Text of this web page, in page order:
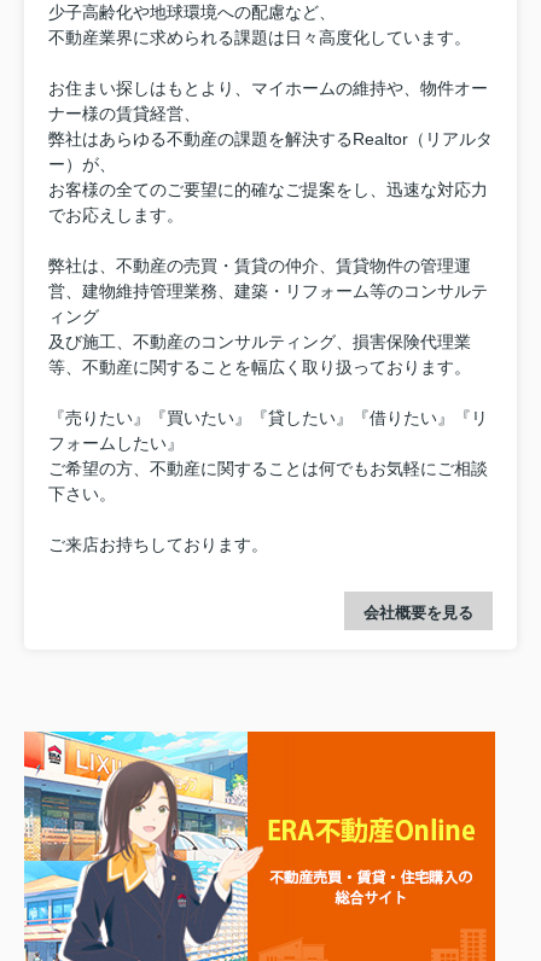
少子高齢化や地球環境への配慮など、
不動産業界に求められる課題は日々高度化しています。
お住まい探しはもとより、マイホームの維持や、物件オー
ナー様の賃貸経営、
弊社はあらゆる不動産の課題を解決するRealtor（リアルタ
ー）が、
お客様の全てのご要望に的確なご提案をし、迅速な対応力
でお応えします。
弊社は、不動産の売買・賃貸の仲介、賃貸物件の管理運
営、建物維持管理業務、建築・リフォーム等のコンサルテ
ィング
及び施工、不動産のコンサルティング、損害保険代理業
等、不動産に関することを幅広く取り扱っております。
『売りたい』『買いたい』『貸したい』『借りたい』『リ
フォームしたい』
ご希望の方、不動産に関することは何でもお気軽にご相談
下さい。
ご来店お持ちしております。
会社概要を見る